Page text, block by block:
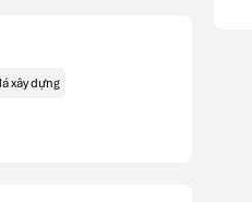
xây dựng